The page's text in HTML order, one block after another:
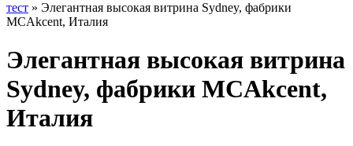
тест » Элегантная высокая витрина Sydney, фабрики
MCAkcent, Италия
Элегантная высокая витрина
Sydney, фабрики MCAkcent,
Италия